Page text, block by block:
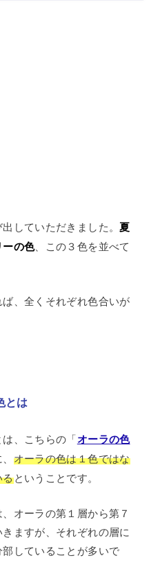
していただきました。夏
の色、この３色を並べて
、全くそれぞれ色合いが
とは
、こちらの「オーラの色
オーラの色は１色ではな
るということです。
オーラの第１層から第７
ますが、それぞれの層に
していることが多いで